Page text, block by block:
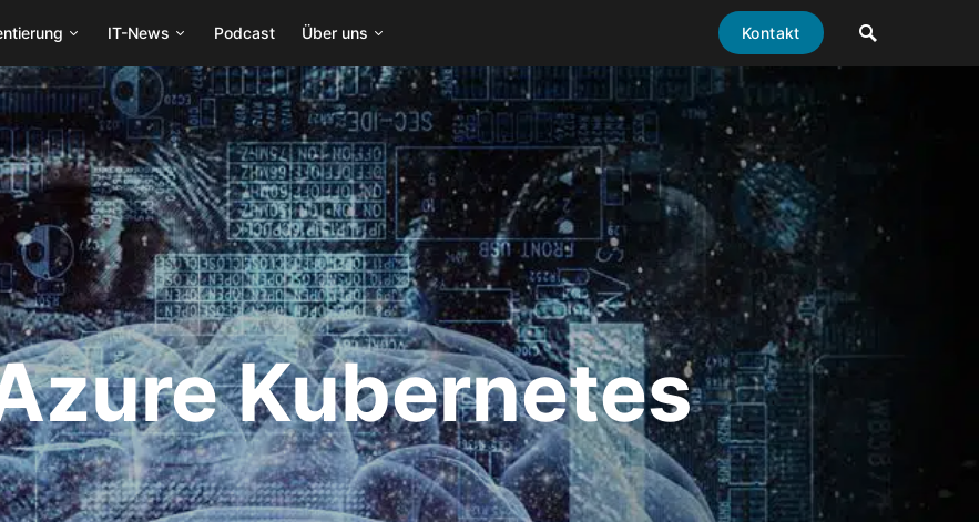
IT-News Podcast Über uns Kontakt
Kubernetes